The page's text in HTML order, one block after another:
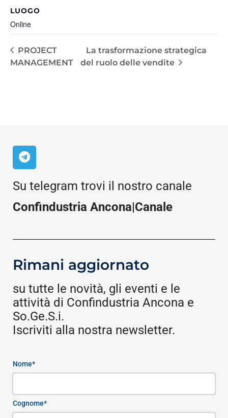
LUOGO
Online
PROJECT
MANAGEMENT
La trasformazione strategica
del ruolo delle vendite
Su telegram trovi il nostro canale
Confindustria Ancona|Canale
Rimani aggiornato
su tutte le novità, gli eventi e le
attività di Confindustria Ancona e
So.Ge.S.i.
Iscriviti alla nostra newsletter.
Nome*
Cognome*